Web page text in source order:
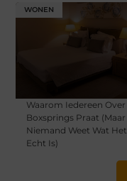
WONEN
Waarom Iedereen Over
Boxsprings Praat (Maar
Niemand Weet Wat Het
Echt Is)